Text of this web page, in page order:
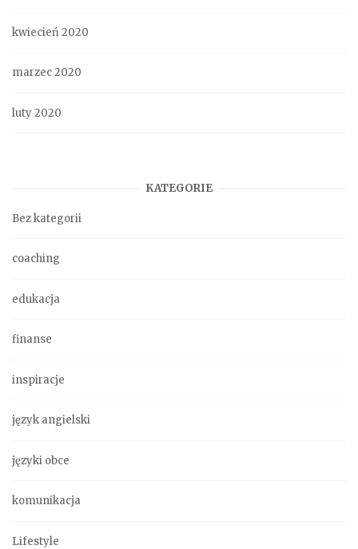
kwiecień 2020
marzec 2020
luty 2020
KATEGORIE
Bez kategorii
coaching
edukacja
finanse
inspiracje
język angielski
języki obce
komunikacja
Lifestyle